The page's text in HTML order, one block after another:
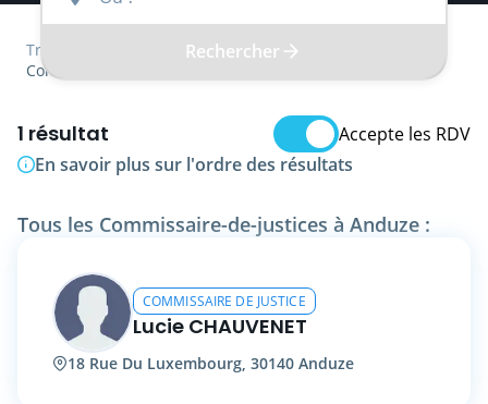
Rechercher
Trouver
Gard
Commissaire-de-justice
1 résultat
Accepte les RDV
En savoir plus sur l'ordre des résultats
Tous les Commissaire-de-justices à Anduze :
COMMISSAIRE DE JUSTICE
Lucie CHAUVENET
18 Rue Du Luxembourg, 30140 Anduze